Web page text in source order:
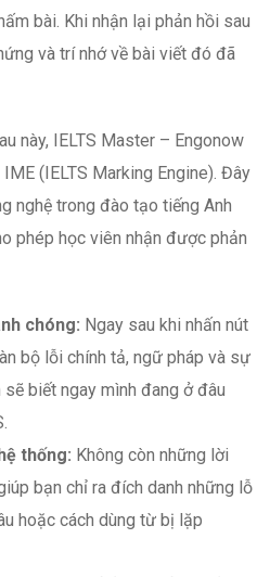
bài. Khi nhận lại phản hồi sau
và trí nhớ về bài viết đó đã
này, IELTS Master – Engonow
(IELTS Marking Engine). Đây
nghệ trong đào tạo tiếng Anh
phép học viên nhận được phản
chóng: Ngay sau khi nhấn nút
bộ lỗi chính tả, ngữ pháp và sự
biết ngay mình đang ở đâu
thống: Không còn những lời
bạn chỉ ra đích danh những lỗ
hoặc cách dùng từ bị lặp